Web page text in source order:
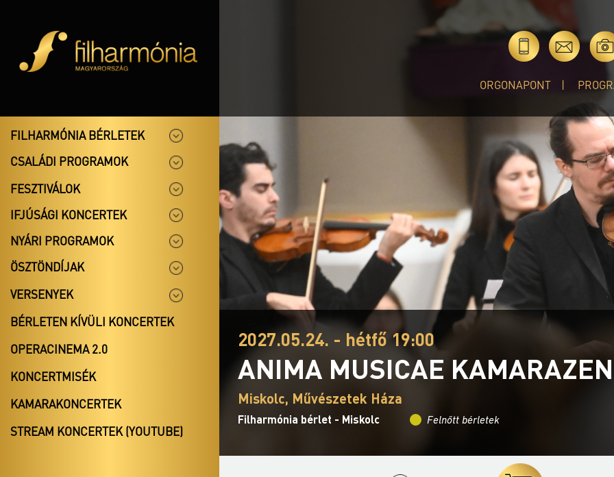
ORGONAPONT
FILHARMÓNIA BÉRLETEK
CSALÁDI PROGRAMOK
FESZTIVÁLOK
IFJÚSÁGI KONCERTEK
NYÁRI PROGRAMOK
ÖSZTÖNDÍJAK
VERSENYEK
BÉRLETEN KÍVÜLI KONCERTEK
OPERACINEMA 2.0
KONCERTMISÉK
KAMARAKONCERTEK
STREAM KONCERTEK (YOUTUBE)
2027.05.24. - hétfő 19:00
ANIMA MUSICAE
Miskolc, Művészetek Háza
Filharmónia bérlet - Miskolc Felnőtt bérletek